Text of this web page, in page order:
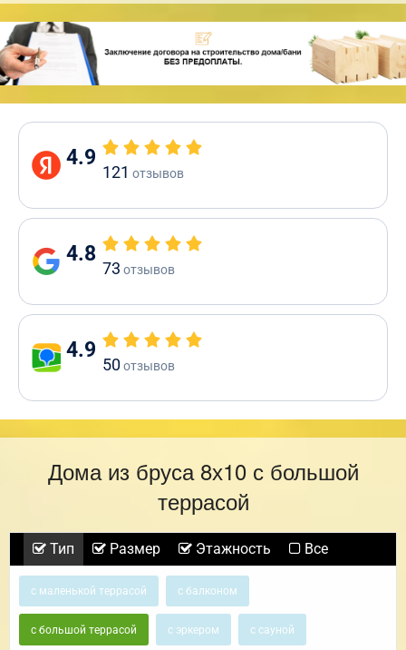
4.9
121 отзывов
4.8
73 отзывов
4.9
50отзывов
Дома из бруса 8х10 с большой
террасой
Тип Размер Этажность Все
с маленькой террасой с балконом
с большой террасой с эркером с сауной